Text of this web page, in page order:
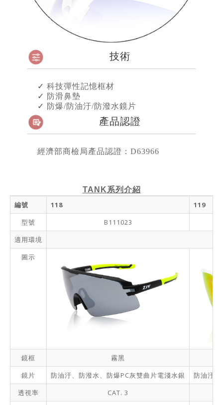
技術
✓ 科技彈性記憶框材
✓ 防滑鼻墊
✓ 防爆/防油汙/防潑水鏡片
產品認證
經濟部商檢局產品認證：D63966
TANK 系列介紹
編號 118
119
型號
B111023
適用環境
圖示
鏡框
霧黑
鏡片
防油汙、防潑水、防爆PC灰雙曲片電淺水銀
防油汙
透視率
CAT. 3